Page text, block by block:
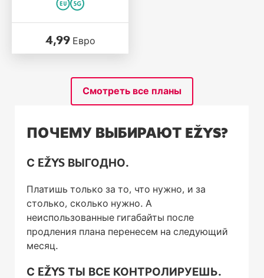
4,99 Евро
Смотреть все планы
ПОЧЕМУ ВЫБИРАЮТ EŽYS?
С EŽYS ВЫГОДНО.
Платишь только за то, что нужно, и за
столько, сколько нужно. А
неиспользованные гигабайты после
продления плана перенесем на следующий
месяц.
С EŽYS ТЫ ВСЕ КОНТРОЛИРУЕШЬ.